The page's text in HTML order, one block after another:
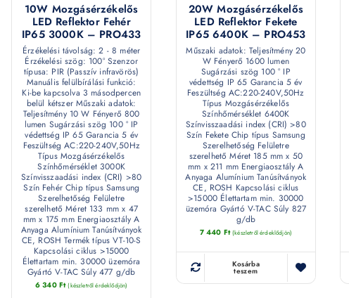
10W Mozgásérzékelős
LED Reflektor Fehér
IP65 3000K – PRO433
Érzékelési távolság: 2 - 8 méter
Érzékelési szög: 100° Szenzor
típusa: PIR (Passzív infravörös)
Manuális felülbírálási funkció:
Ki-be kapcsolva 3 másodpercen
belül kétszer Műszaki adatok:
Teljesítmény 10 W Fényerő 800
lumen Sugárzási szög 100 ° IP
védettség IP 65 Garancia 5 év
Feszültség AC:220-240V,50Hz
Típus Mozgásérzékelős
Színhőmérséklet 3000K
Színvisszaadási index (CRI) >80
Szín Fehér Chip típus Samsung
Szerelhetőség Felületre
szerelhető Méret 133 mm x 47
mm x 175 mm Energiaosztály A
Anyaga Alumínium Tanúsítványok
CE, ROSH Termék típus VT-10-S
Kapcsolási ciklus >15000
Élettartam min. 30000 üzemóra
Gyártó V-TAC Súly 477 g/db
6 340 Ft (készletről érdeklődjön)
20W Mozgásérzékelős
LED Reflektor Fekete
IP65 6400K – PRO453
Műszaki adatok: Teljesítmény 20
W Fényerő 1600 lumen
Sugárzási szög 100 ° IP
védettség IP 65 Garancia 5 év
Feszültség AC:220-240V,50Hz
Típus Mozgásérzékelős
Színhőmérséklet 6400K
Színvisszaadási index (CRI) >80
Szín Fekete Chip típus Samsung
Szerelhetőség Felületre
szerelhető Méret 185 mm x 50
mm x 211 mm Energiaosztály A
Anyaga Alumínium Tanúsítványok
CE, ROSH Kapcsolási ciklus
>15000 Élettartam min. 30000
üzemóra Gyártó V-TAC Súly 827
g/db
7 440 Ft (készletről érdeklődjön)
Kosárba
teszem